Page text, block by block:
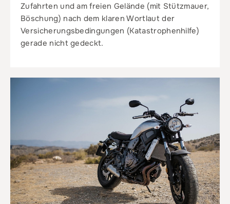
Zufahrten und am freien Gelände (mit Stützmauer,
Böschung) nach dem klaren Wortlaut der
Versicherungsbedingungen (Katastrophenhilfe)
gerade nicht gedeckt.